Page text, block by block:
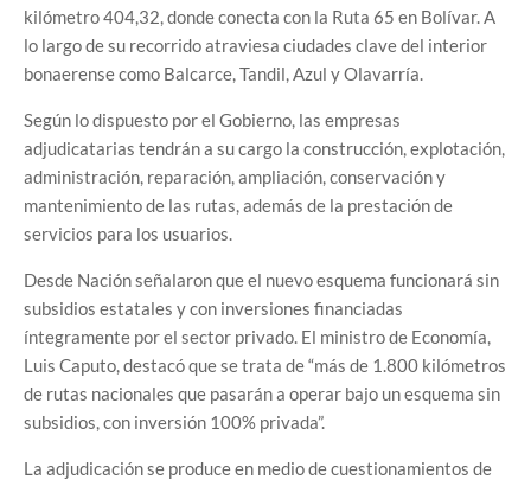
kilómetro 404,32, donde conecta con la Ruta 65 en Bolívar. A
lo largo de su recorrido atraviesa ciudades clave del interior
bonaerense como Balcarce, Tandil, Azul y Olavarría.
Según lo dispuesto por el Gobierno, las empresas
adjudicatarias tendrán a su cargo la construcción, explotación,
administración, reparación, ampliación, conservación y
mantenimiento de las rutas, además de la prestación de
servicios para los usuarios.
Desde Nación señalaron que el nuevo esquema funcionará sin
subsidios estatales y con inversiones financiadas
íntegramente por el sector privado. El ministro de Economía,
Luis Caputo, destacó que se trata de “más de 1.800 kilómetros
de rutas nacionales que pasarán a operar bajo un esquema sin
subsidios, con inversión 100% privada”.
La adjudicación se produce en medio de cuestionamientos de